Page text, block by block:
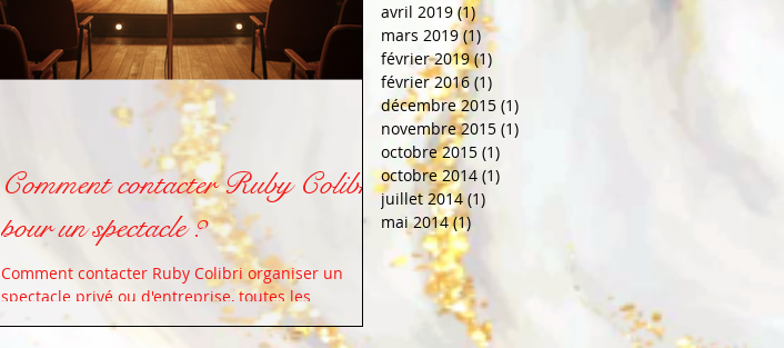
Comment contacter Ruby Colibri
pour un spectacle ?
Comment contacter Ruby Colibri organiser un
spectacle privé ou d'entreprise, toutes les
informations sur ce post
avril 2019 (1)1 post
mars 2019 (1)1 post
février 2019 (1)1 post
février 2016 (1)
décembre 2015 (1)
novembre 2015 (1)
octobre 2015 (1)
octobre 2014 (1)
juillet 2014 (1)
mai 2014 (1)